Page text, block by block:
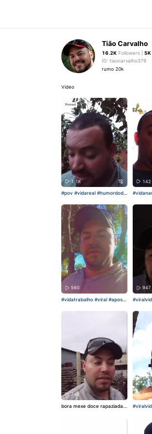
Tião Carvalho
16.2K Followers |5K
ID: tiaocarvalho379
rumo 20k
Video
Pinned
1.1K
#pov #vidareal #humordodia
142
560
#vidatrabalho #viral #aposta
947
742
bora mexe doce rapaziada.
1K